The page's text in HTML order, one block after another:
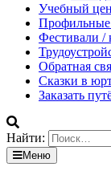
Учебный
Фестивали /
Обратная
Сказки в
Заказать
Найти:
Меню